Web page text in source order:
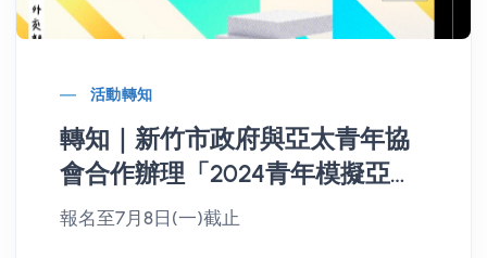
活動轉知
轉知｜新竹市政府與亞太青年協
會合作辦理「2024青年模擬亞太
經合會（Model APEC)」
報名至7月8日(一)截止